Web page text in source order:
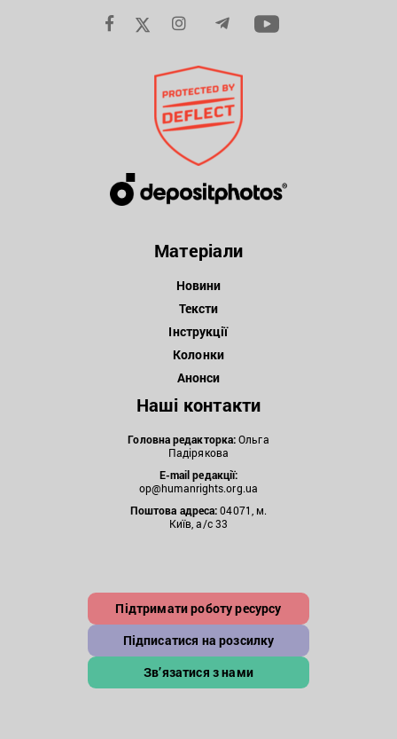
Матеріали
Новини
Тексти
Інструкції
Колонки
Анонси
Наші контакти
Головна редакторка:Ольга
Падірякова
E-mail редакції:
op@humanrights.org.ua
Поштова адреса:04071, м.
Київ, а/с 33
Підтримати роботу ресурсу
Підписатися на розсилку
Зв’язатися з нами